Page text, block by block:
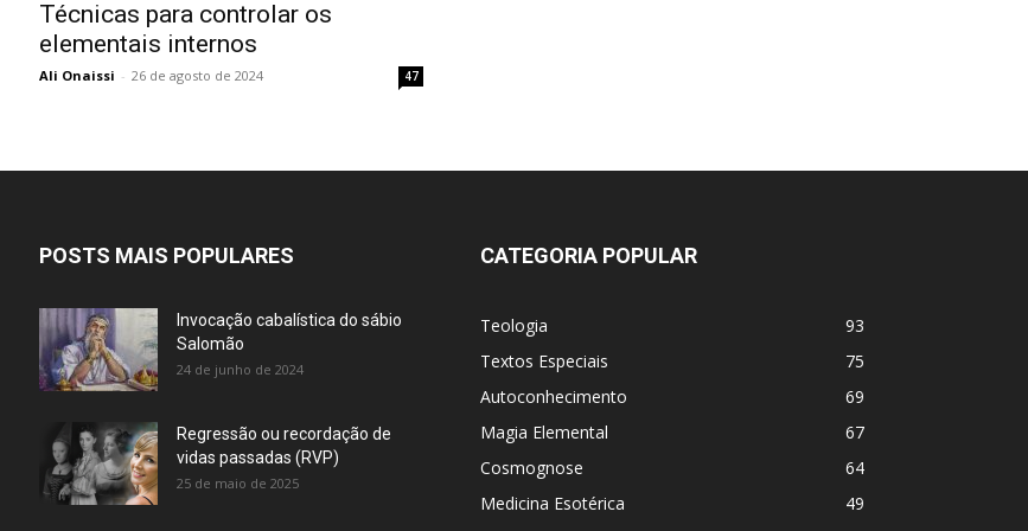
Técnicas para controlar os
elementais internos
Ali Onaissi - 26 de agosto de 2024 47
POSTS MAIS POPULARES
Invocação cabalística do sábio
Salomão
24 de junho de 2024
Regressão ou recordação de
vidas passadas (RVP)
25 de maio de 2025
CATEGORIA POPULAR
Teologia
93
Textos Especiais
75
Autoconhecimento
69
Magia Elemental
67
Cosmognose
64
Medicina Esotérica
49